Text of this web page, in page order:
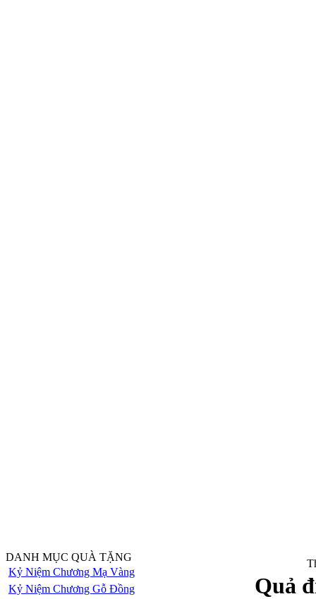
DANH MỤC QUÀ TẶNG
Kỷ Niệm Chương Mạ Vàng
Kỷ Niệm Chương Gỗ Đồng
Quả